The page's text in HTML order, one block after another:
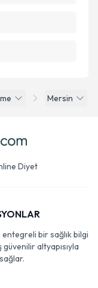
Mersin
Diyet
entegreli bir sağlık bilgi
altyapısıyla